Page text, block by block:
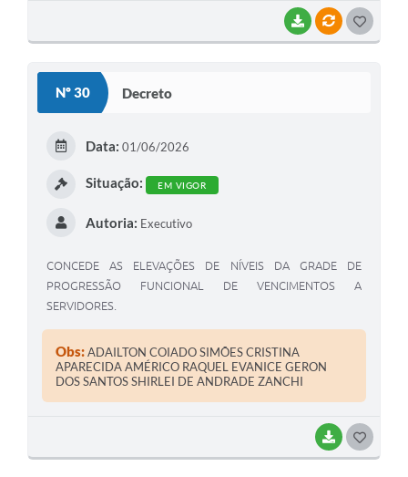
BAIXARVÍNCULOS
Nº 30 Decreto
BAIXAR
Data: 01/06/2026
Situação: EM VIGOR
Autoria: Executivo
CONCEDE AS ELEVAÇÕES DE NÍVEIS DA GRADE DE
PROGRESSÃO FUNCIONAL DE VENCIMENTOS A
SERVIDORES.
Obs:ADAILTON COIADO SIMÕES CRISTINA
APARECIDA AMÉRICO RAQUEL EVANICE GERON
DOS SANTOS SHIRLEI DE ANDRADE ZANCHI